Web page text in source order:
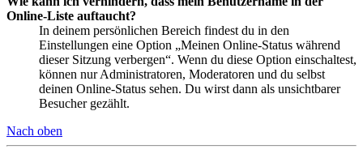
Online-Liste auftaucht?
In deinem persönlichen Bereich findest du in den
Einstellungen eine Option „Meinen Online-Status während
dieser Sitzung verbergen“. Wenn du diese Option einschaltest,
können nur Administratoren, Moderatoren und du selbst
deinen Online-Status sehen. Du wirst dann als unsichtbarer
Besucher gezählt.
Nach oben